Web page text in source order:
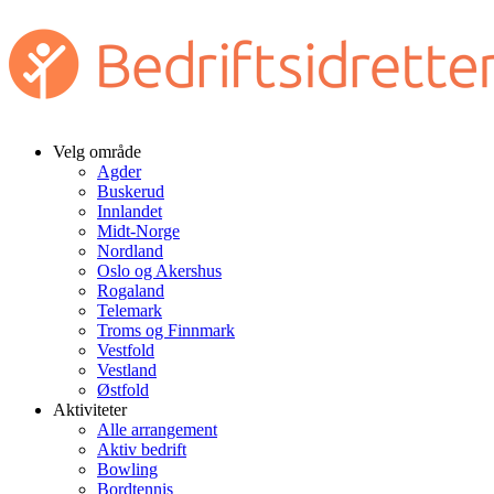
Velg område
Agder
Buskerud
Innlandet
Midt-Norge
Nordland
Oslo og Akershus
Rogaland
Telemark
Troms og Finnmark
Vestfold
Vestland
Østfold
Aktiviteter
Alle arrangement
Aktiv bedrift
Bowling
Bordtennis